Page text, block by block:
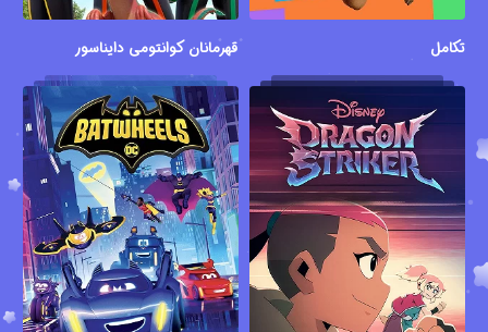
تکامل قهرمانان کوانتومی دایناسور